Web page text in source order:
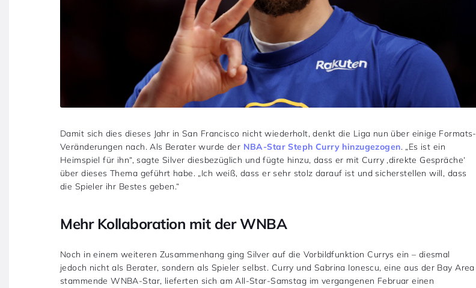
Damit sich dies dieses Jahr in San Francisco nicht wiederholt, denkt die Liga nun über einige Formats-
Veränderungen nach. Als Berater wurde der NBA-Star Steph Curry hinzugezogen. „Es ist ein
Heimspiel für ihn“, sagte Silver diesbezüglich und fügte hinzu, dass er mit Curry ‚direkte Gespräche‘
über dieses Thema geführt habe. „Ich weiß, dass er sehr stolz darauf ist und sicherstellen will, dass
die Spieler ihr Bestes geben.“
Mehr Kollaboration mit der WNBA
Noch in einem weiteren Zusammenhang ging Silver auf die Vorbildfunktion Currys ein – diesmal
jedoch nicht als Berater, sondern als Spieler selbst. Curry und Sabrina Ionescu, eine aus der Bay Area
stammende WNBA-Star, lieferten sich am All-Star-Samstag im vergangenen Februar einen